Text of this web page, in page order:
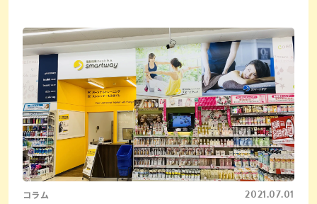
コラム 2021.07.01